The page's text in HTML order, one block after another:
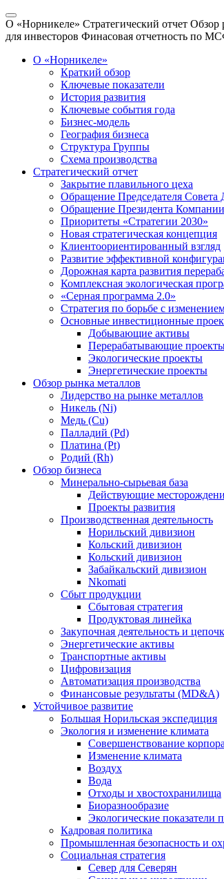
О «Норникеле» Стратегический отчет Обзор
для инвесторов Финасовая отчетность по
О «Норникеле»
Краткий обзор
Ключевые показатели
История развития
Ключевые события года
Бизнес-модель
География бизнеса
Структура Группы
Схема производства
Стратегический отчет
Закрытие плавильного цеха
Обращение Председателя Совета
Обращение Президента Компании
Приоритеты «Стратегии 2030»
Новая стратегическая концепция
Клиентоориентированный взгляд
Развитие эффективной
Дорожная карта развития
Комплексная экологическая
«Серная программа 2.0»
Стратегия по борьбе с
Основные инвестиционные
Добывающие активы
Перерабатывающие
Экологические проекты
Энергетические проекты
Обзор рынка металлов
Лидерство на рынке металлов
Никель (Ni)
Медь (Cu)
Палладий (Pd)
Платина (Pt)
Родий (Rh)
Обзор бизнеса
Минерально-сырьевая база
Действующие
Проекты развития
Производственная деятельность
Норильский дивизион
Кольский дивизион
Кольский дивизион
Забайкальский дивизион
Nkomati
Сбыт продукции
Сбытовая стратегия
Продуктовая линейка
Закупочная деятельность и
Энергетические активы
Транспортные активы
Цифровизация
Автоматизация производства
Финансовые результаты (MD&A)
Устойчивое развитие
Большая Норильская экспедиция
Экология и изменение климата
Совершенствование
Изменение климата
Воздух
Вода
Отходы и хвостохранилища
Биоразнообразие
Экологические показатели
Кадровая политика
Промышленная безопасность и
Социальная стратегия
Север для Северян